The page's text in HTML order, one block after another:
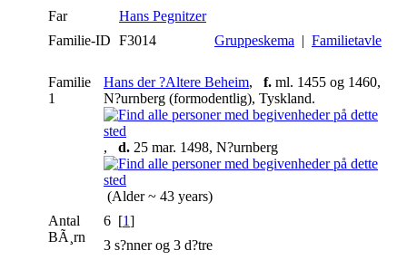
Far
Hans Pegnitzer
Familie-ID F3014 Gruppeskema | Familietavle
Familie
1
Hans der ?Altere Beheim, f. ml. 1455 og 1460,
N?urnberg (formodentlig), Tyskland.
, d. 25 mar. 1498, N?urnberg
(Alder ~ 43 years)
Antal
BÃ¸rn
6 [1]
3 s?nner og 3 d?tre